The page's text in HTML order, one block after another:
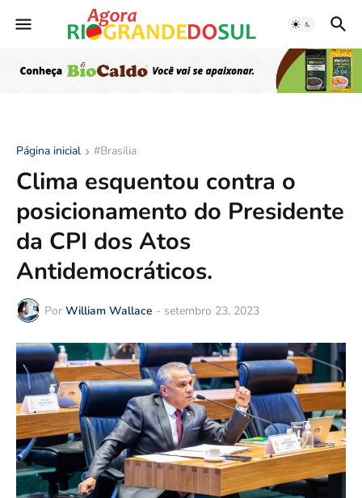
Página inicial #Brasilia
Clima esquentou contra o
posicionamento do Presidente
da CPI dos Atos
Antidemocráticos.
Por William Wallace - setembro 23, 2023